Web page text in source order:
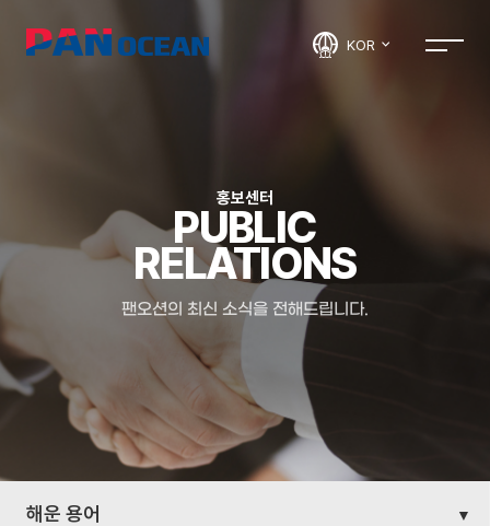
KOR
홍보센터
PUBLIC
RELATIONS
팬오션의 최신 소식을 전해드립니다.
해운 용어